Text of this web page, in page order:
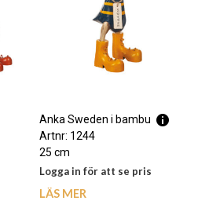
Anka Sweden i bambu
Artnr: 1244
25 cm
Logga in för att se pris
LÄS MER